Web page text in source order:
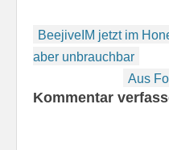
BeejiveIM jetzt im
aber unbrauchbar
Aus
Kommentar